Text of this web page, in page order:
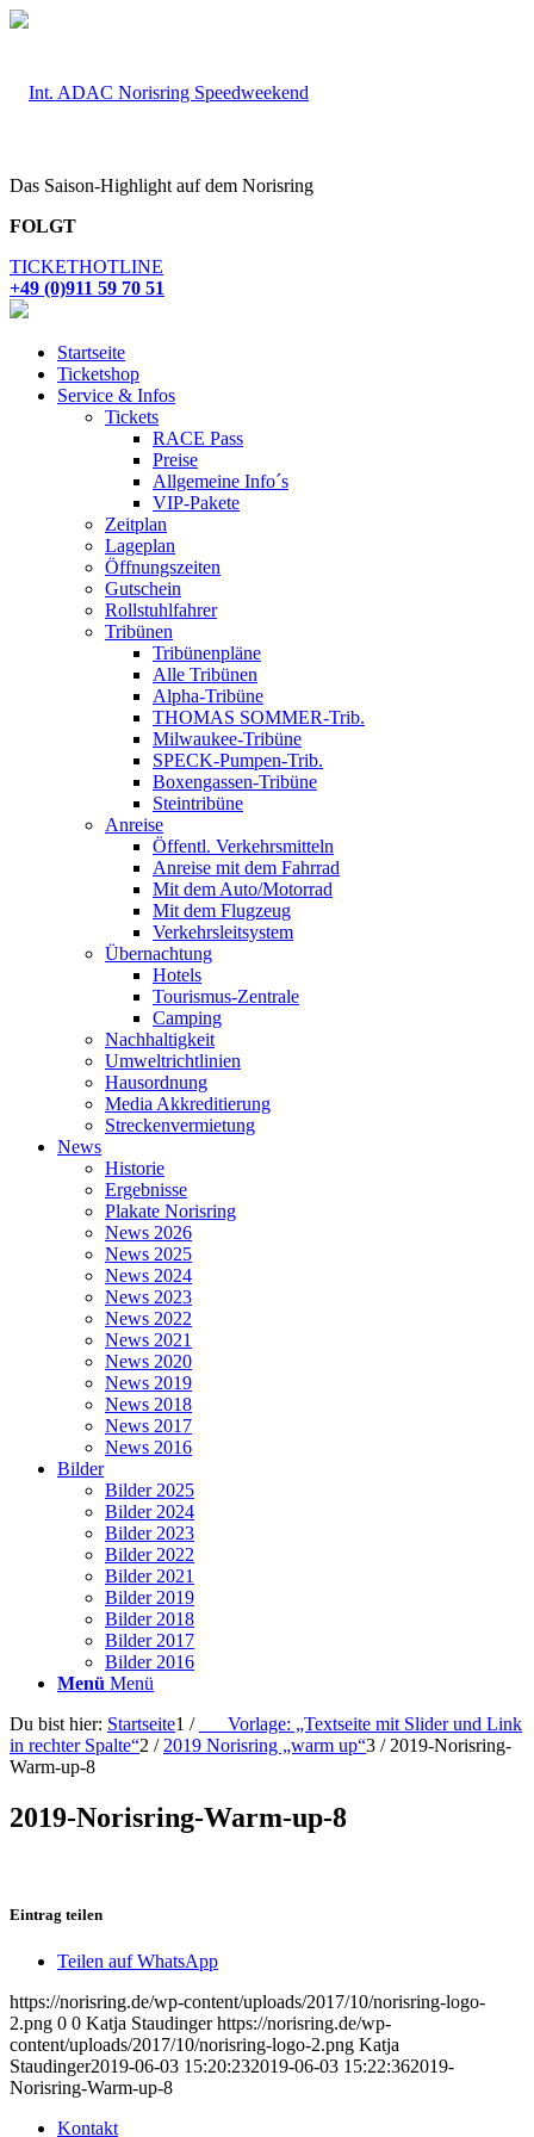
Das Saison-Highlight auf dem Norisring
FOLGT
TICKETHOTLINE
+49 (0)911 59 70 51
Startseite
Ticketshop
Service & Infos
Tickets
RACE Pass
Preise
Allgemeine Info´s
VIP-Pakete
Zeitplan
Lageplan
Öffnungszeiten
Gutschein
Rollstuhlfahrer
Tribünen
Tribünenpläne
Alle Tribünen
Alpha-Tribüne
THOMAS SOMMER-Trib.
Milwaukee-Tribüne
SPECK-Pumpen-Trib.
Boxengassen-Tribüne
Steintribüne
Anreise
Öffentl. Verkehrsmitteln
Anreise mit dem Fahrrad
Mit dem Auto/Motorrad
Mit dem Flugzeug
Verkehrsleitsystem
Übernachtung
Hotels
Tourismus-Zentrale
Camping
Nachhaltigkeit
Umweltrichtlinien
Hausordnung
Media Akkreditierung
Streckenvermietung
News
Historie
Ergebnisse
Plakate Norisring
News 2026
News 2025
News 2024
News 2023
News 2022
News 2021
News 2020
News 2019
News 2018
News 2017
News 2016
Bilder
Bilder 2025
Bilder 2024
Bilder 2023
Bilder 2022
Bilder 2021
Bilder 2019
Bilder 2018
Bilder 2017
Bilder 2016
Menü Menü
Du bist hier: Startseite1 /
___Vorlage: „Textseite mit Slider und Link
in rechter Spalte“2 / 2019 Norisring „warm up“3 / 2019-Norisring-
Warm-up-8
2019-Norisring-Warm-up-8
Eintrag teilen
Teilen auf WhatsApp
https://norisring.de/wp-content/uploads/2017/10/norisring-logo-
2.png 0 0 Katja Staudinger https://norisring.de/wp-
content/uploads/2017/10/norisring-logo-2.png Katja
Staudinger2019-06-03 15:20:232019-06-03 15:22:362019-
Norisring-Warm-up-8
Kontakt